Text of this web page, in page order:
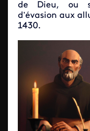
de Dieu, ou
d’évasion aux
1430.